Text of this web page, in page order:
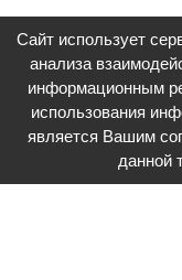
Сайт использует
анализа
информационным
использования
является Вашим
данной